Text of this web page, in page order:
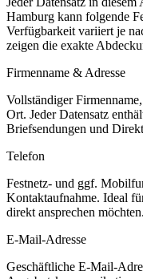
Hamburg kann folgende
Verfügbarkeit variiert je
zeigen die exakte
Firmenname & Adresse
Vollständiger
Ort. Jeder Datensatz
Briefsendungen und
Telefon
Festnetz- und ggf.
Kontaktaufnahme. Ideal
direkt ansprechen möchten.
E-Mail-Adresse
Geschäftliche E-Mail-